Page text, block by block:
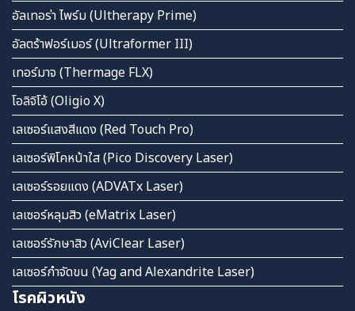
อัลเทอร่า ไพร์ม (Ultherapy Prime)
อัลตร้าฟอร์เมอร์ (Ultraformer III)
เทอร์มาจ (Thermage FLX)
โอลิจิโอ้ (Oligio X)
เลเซอร์แสงสีแดง (Red Touch Pro)
เลเซอร์พิโคหน้าใส (Pico Discovery Laser)
เลเซอร์รอยแดง (ADVATx Laser)
เลเซอร์หลุมสิว (eMatrix Laser)
เลเซอร์รักษาสิว (AviClear Laser)
เลเซอร์กำจัดขน (Yag and Alexandrite Laser)
โรคผิวหนัง